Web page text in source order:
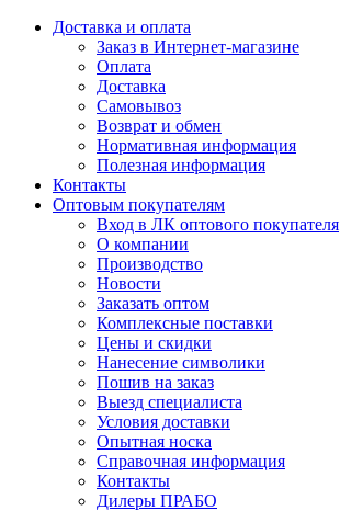
Доставка и оплата
Заказ в Интернет-магазине
Оплата
Доставка
Самовывоз
Возврат и обмен
Нормативная информация
Полезная информация
Контакты
Оптовым покупателям
Вход в ЛК оптового покупателя
О компании
Производство
Новости
Заказать оптом
Комплексные поставки
Цены и скидки
Нанесение символики
Пошив на заказ
Выезд специалиста
Условия доставки
Опытная носка
Справочная информация
Контакты
Дилеры ПРАБО